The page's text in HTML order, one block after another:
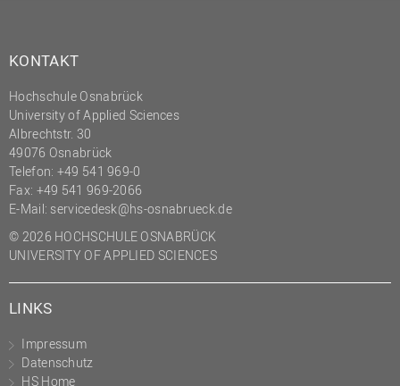
KONTAKT
Hochschule Osnabrück
University of Applied Sciences
Albrechtstr. 30
49076 Osnabrück
Telefon: +49 541 969-0
Fax: +49 541 969-2066
E-Mail: servicedesk@hs-osnabrueck.de
© 2026 HOCHSCHULE OSNABRÜCK
UNIVERSITY OF APPLIED SCIENCES
LINKS
Impressum
Datenschutz
HS Home